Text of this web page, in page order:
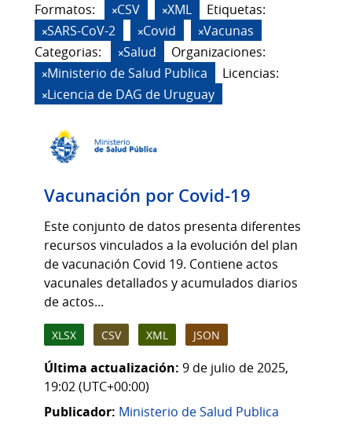
Formatos: CSV XML
Etiquetas:
SARS-CoV-2
Covid
Vacunas
Categorias:
Salud
Organizaciones:
Ministerio de Salud Publica
Licencias:
Licencia de DAG de Uruguay
Vacunación por Covid-19
Este conjunto de datos presenta diferentes
recursos vinculados a la evolución del plan
de vacunación Covid 19. Contiene actos
vacunales detallados y acumulados diarios
de actos...
XLSX CSV XML JSON
Última actualización: 9 de julio de 2025,
19:02 (UTC+00:00)
Publicador: Ministerio de Salud Publica